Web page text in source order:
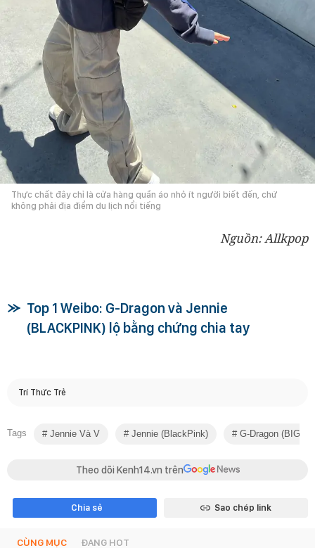
Thực chất đây chỉ là cửa hàng quần áo nhỏ ít người biết đến, chứ
không phải địa điểm du lịch nổi tiếng
Nguồn: Allkpop
Top 1 Weibo: G-Dragon và Jennie
(BLACKPINK) lộ bằng chứng chia tay
Trí Thức Trẻ
Tags Jennie Và V Jennie (BlackPink) G-Dragon
Theo dõi Kenh14.vn trên
Chia sẻ Sao chép link
CÙNG MỤC ĐANG HOT